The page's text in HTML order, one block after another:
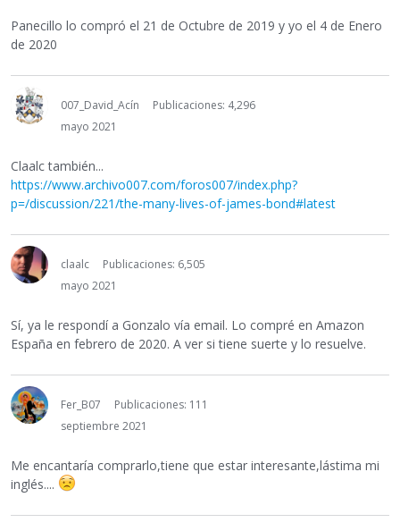
Panecillo lo compró el 21 de Octubre de 2019 y yo el 4 de Enero
de 2020
007_David_Acín
Publicaciones: 4,296
mayo 2021
Claalc también...
https://www.archivo007.com/foros007/index.php?
p=/discussion/221/the-many-lives-of-james-bond#latest
claalc
Publicaciones: 6,505
mayo 2021
Sí, ya le respondí a Gonzalo vía email. Lo compré en Amazon
España en febrero de 2020. A ver si tiene suerte y lo resuelve.
Fer_B07
Publicaciones: 111
septiembre 2021
Me encantaría comprarlo,tiene que estar interesante,lástima mi
inglés....